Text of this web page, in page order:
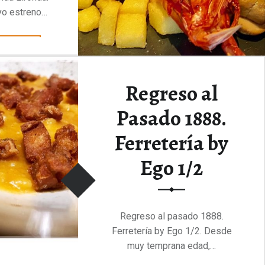
estreno…
Regreso al
Pasado 1888.
Ferretería by
Ego 1/2
Regreso al pasado 1888.
Ferretería by Ego 1/2. Desde
muy temprana edad,…